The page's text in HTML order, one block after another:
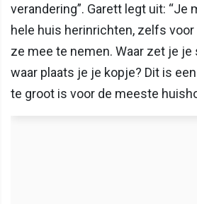
verandering”. Garett legt uit: “Je
hele huis herinrichten, zelfs
ze mee te nemen. Waar zet je je
waar plaats je je kopje? Dit is
te groot is voor de meeste